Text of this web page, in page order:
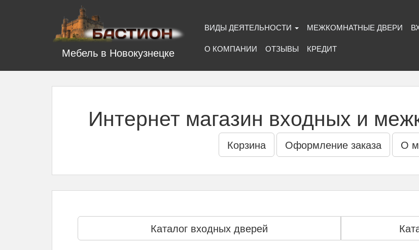
Мебель в Новокузнецке
ВИДЫ ДЕЯТЕЛЬНОСТИ МЕЖКОМНАТНЫЕ ДВЕРИ
О КОМПАНИИ
ОТЗЫВЫ КРЕДИТ
Интернет магазин входных и
Корзина Оформление заказа О
Каталог входных дверей